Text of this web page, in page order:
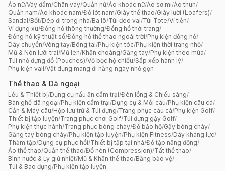
Áo nữ/Váy đầm/Chân váy/Quần nữ/Áo khoác nữ/Áo sơ mi/Áo thun/
Quần nam/Áo khoác nam/Đồ lót nam/Giày thể thao/Giày lười (Loafers)/
Sandal/Bốt/Dép đi trong nhà/Ba lô/Túi đeo vai/Túi Tote/Ví tiền/
Ví đựng xu/Đồng hồ thông thường/Đồng hồ thời trang/
Đồng hồ kỹ thuật số/Đồng hồ thể thao ngoài trời/Phụ kiện đồng hồ/
Dây chuyền/Vòng tay/Bông tai/Phụ kiện tóc/Phụ kiện thời trang nhỏ/
Mũ & Nón lưỡi trai/Mũ len/Khăn choàng/Găng tay/Phụ kiện theo mùa/
Túi nhỏ đựng đồ (Pouches)/Vỏ bọc hộ chiếu/Sắp xếp hành lý/
Phụ kiện vali/Vật dụng mang đi hằng ngày nhỏ gọn
Thể thao & Dã ngoại
Lều & Thiết bị/Dụng cụ nấu ăn cắm trại/Đèn lồng & Chiếu sáng/
Bàn ghế dã ngoại/Phụ kiện cắm trại/Dụng cụ & Mồi câu/Phụ kiện câu cá/
Cần & Máy câu/Hộp lưu trữ & Túi đựng/Trang phục câu cá/Phụ kiện Golf/
Thiết bị tập luyện/Trang phục chơi Golf/Túi đựng gậy Golf/
Phụ kiện thực hành/Trang phục bóng chày/Đồ bảo hộ/Gậy bóng chày/
Găng tay bóng chày/Phụ kiện tập luyện/Phụ kiện Fitness/Dây kháng lực/
Thảm tập/Dụng cụ phục hồi/Thiết bị tập tại nhà/Đồ tập năng động/
Áo thể thao/Quần thể thao/Đồ nén (Compression)/Tất thể thao/
Bình nước & Ly giữ nhiệt/Mũ & Khăn thể thao/Băng bảo vệ/
Túi & Bao đựng/Phụ kiện tập luyện